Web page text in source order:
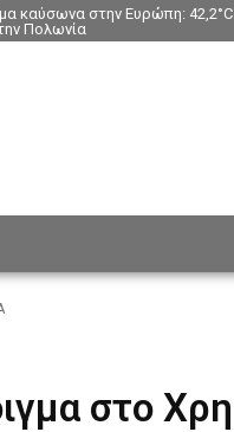
καύσωνα στην Ευρώπη:
Πολωνία
στο